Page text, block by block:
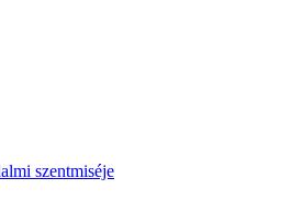
szentmiséje